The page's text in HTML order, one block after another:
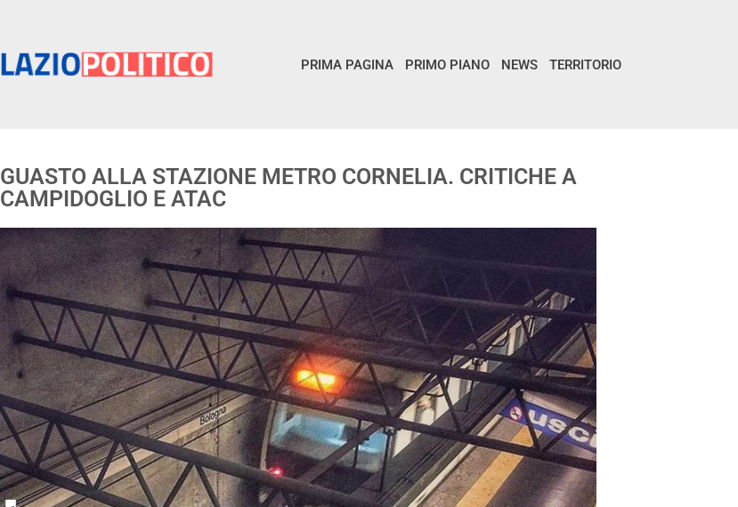
PRIMA PAGINA PRIMO PIANO NEWS TERRITORIO
GUASTO ALLA STAZIONE METRO CORNELIA. CRITICHE A
CAMPIDOGLIO E ATAC